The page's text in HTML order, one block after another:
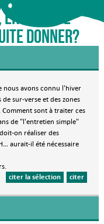
érosion de
donner?
nous avons connu l'hiver
sur-verse et des zones
sont à traiter ces
de "l'entretien simple"
on réaliser des
aurait-il été nécessaire
citer
citer la sélection